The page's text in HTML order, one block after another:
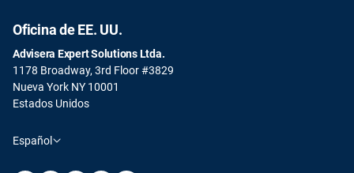
Oficina de EE. UU.
Advisera Expert Solutions Ltda.
1178 Broadway, 3rd Floor #3829
Nueva York NY 10001
Estados Unidos
Español